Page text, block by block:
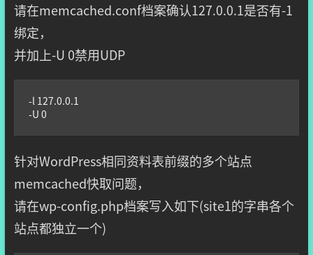
请在memcached.conf档案确认127.0.0.1是否有-1
绑定，
并加上-U 0禁用UDP
-l 127.0.0.1
-U 0
针对WordPress相同资料表前缀的多个站点
memcached快取问题，
请在wp-config.php档案写入如下(site1的字串各个
站点都独立一个)